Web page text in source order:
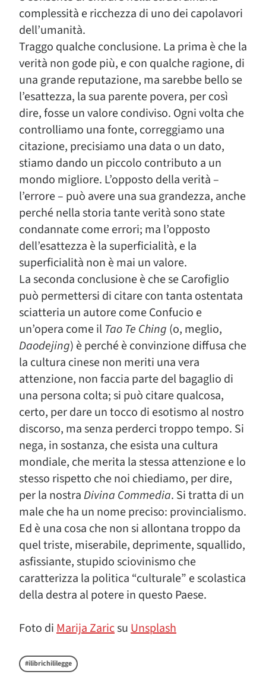
complessità e ricchezza di uno dei capolavori
dell’umanità.
Traggo qualche conclusione. La prima è che la
verità non gode più, e con qualche ragione, di
una grande reputazione, ma sarebbe bello se
l’esattezza, la sua parente povera, per così
dire, fosse un valore condiviso. Ogni volta che
controlliamo una fonte, correggiamo una
citazione, precisiamo una data o un dato,
stiamo dando un piccolo contributo a un
mondo migliore. L’opposto della verità –
l’errore – può avere una sua grandezza, anche
perché nella storia tante verità sono state
condannate come errori; ma l’opposto
dell’esattezza è la superficialità, e la
superficialità non è mai un valore.
La seconda conclusione è che se Carofiglio
può permettersi di citare con tanta ostentata
sciatteria un autore come Confucio e
un’opera come il Tao Te Ching (o, meglio,
Daodejing) è perché è convinzione diffusa che
la cultura cinese non meriti una vera
attenzione, non faccia parte del bagaglio di
una persona colta; si può citare qualcosa,
certo, per dare un tocco di esotismo al nostro
discorso, ma senza perderci troppo tempo. Si
nega, in sostanza, che esista una cultura
mondiale, che merita la stessa attenzione e lo
stesso rispetto che noi chiediamo, per dire,
per la nostraDivina Commedia. Si tratta di un
male che ha un nome preciso: provincialismo.
Ed è una cosa che non si allontana troppo da
quel triste, miserabile, deprimente, squallido,
asfissiante, stupido sciovinismo che
caratterizza la politica “culturale” e scolastica
della destra al potere in questo Paese.
Foto diMarija ZaricsuUnsplash
#ilibrichililegge